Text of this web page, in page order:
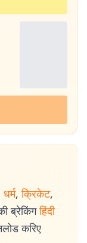
धर्म, क्रिकेट,
ब्रेकिंग हिंदी
करिए